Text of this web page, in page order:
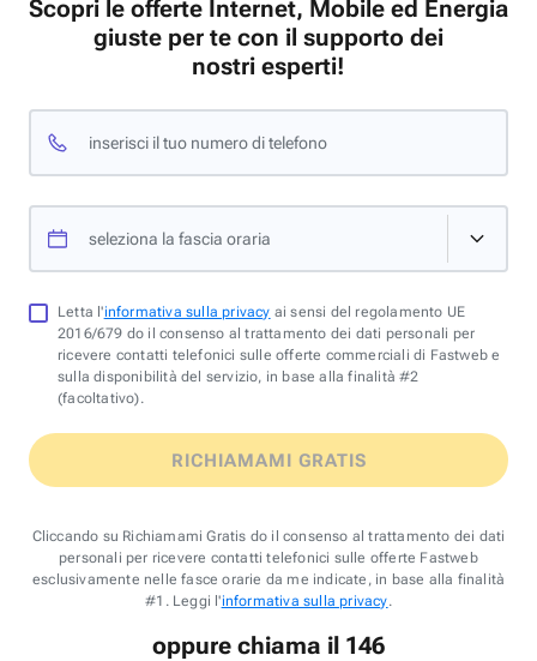
Scopri le offerte Internet, Mobile ed Energia
giuste per te con il supporto dei
nostri esperti!
inserisci il tuo numero di telefono
seleziona la fascia oraria
Letta l'informativa sulla privacy ai sensi del regolamento UE
2016/679 do il consenso al trattamento dei dati personali per
ricevere contatti telefonici sulle offerte commerciali di Fastweb e
sulla disponibilità del servizio, in base alla finalità #2
(facoltativo).
RICHIAMAMI GRATIS
Cliccando su Richiamami Gratis do il consenso al trattamento dei dati
personali per ricevere contatti telefonici sulle offerte Fastweb
esclusivamente nelle fasce orarie da me indicate, in base alla finalità
#1. Leggi l'informativa sulla privacy.
oppure chiama il 146